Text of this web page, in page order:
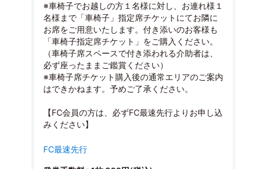
※車椅子でお越しの方１名様に対し、お連れ様１
名様まで「車椅子」指定席チケットにてお隣に
お席をご用意いたします。付き添いのお客様も
「車椅子指定席チケット」をご購入ください。
（車椅子席スペースで付き添われる介助者は、
必ず座ったままご鑑賞ください）
※車椅子席チケット購入後の通常エリアのご案内
はできかねます。予めご了承ください。
【FC会員の方は、必ずFC最速先行よりお申し込
みください】
FC最速先行